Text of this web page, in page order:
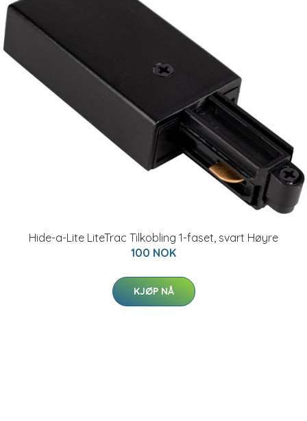
Hide-a-Lite LiteTrac Tilkobling 1-faset, svart Høyre
100 NOK
KJØP NÅ